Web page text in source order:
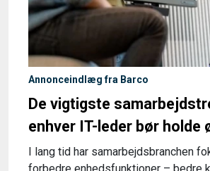
Annonceindlæg fra Barco
De vigtigste
enhver IT-leder bør holde
I lang tid har samarbejdsbranchen